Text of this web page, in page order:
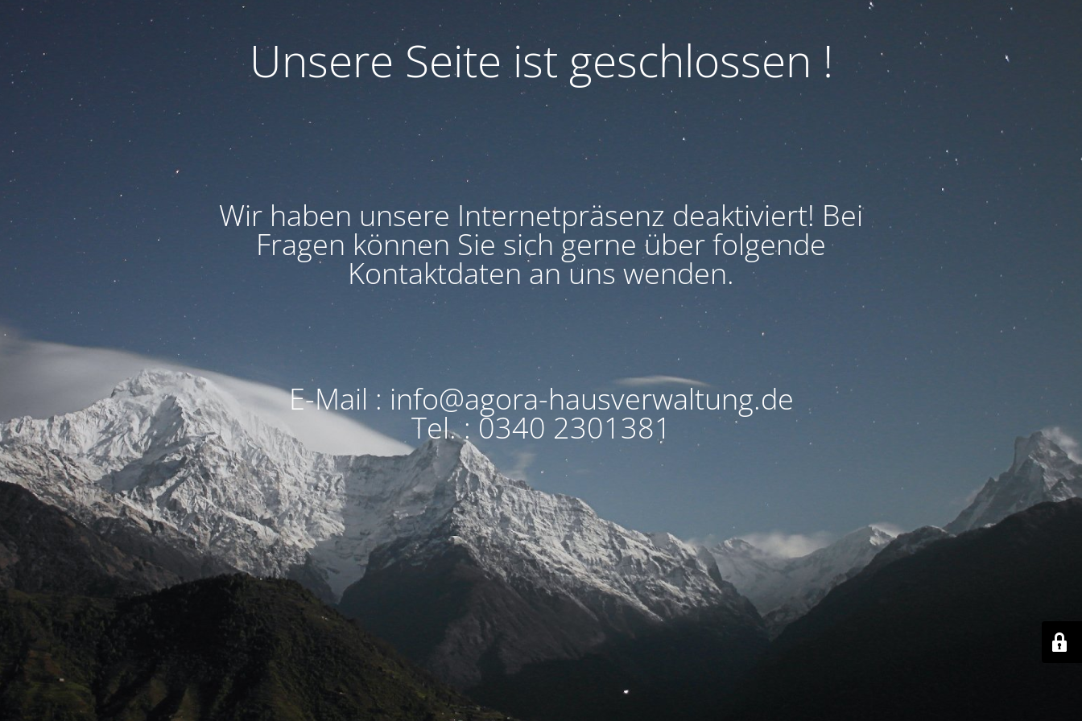
Unsere Seite ist geschlossen !
Wir haben unsere Internetpräsenz deaktiviert! Bei
Fragen können Sie sich gerne über folgende
Kontaktdaten an uns wenden.
E-Mail : info@agora-hausverwaltung.de
Tel. : 0340 2301381